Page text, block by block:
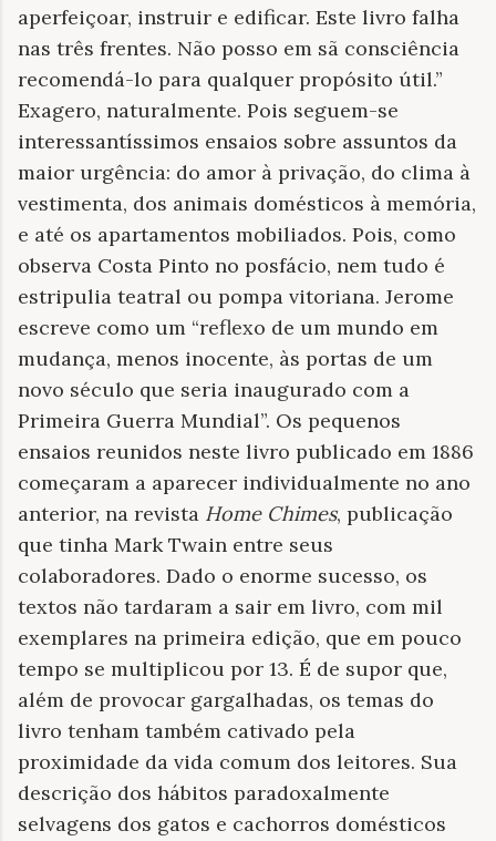
aperfeiçoar, instruir e edificar. Este livro falha
nas três frentes. Não posso em sã consciência
recomendá-lo para qualquer propósito útil.”
Exagero, naturalmente. Pois seguem-se
interessantíssimos ensaios sobre assuntos da
maior urgência: do amor à privação, do clima à
vestimenta, dos animais domésticos à memória,
e até os apartamentos mobiliados. Pois, como
observa Costa Pinto no posfácio, nem tudo é
estripulia teatral ou pompa vitoriana. Jerome
escreve como um “reflexo de um mundo em
mudança, menos inocente, às portas de um
novo século que seria inaugurado com a
Primeira Guerra Mundial”. Os pequenos
ensaios reunidos neste livro publicado em 1886
começaram a aparecer individualmente no ano
anterior, na revista Home Chimes, publicação
que tinha Mark Twain entre seus
colaboradores. Dado o enorme sucesso, os
textos não tardaram a sair em livro, com mil
exemplares na primeira edição, que em pouco
tempo se multiplicou por 13. É de supor que,
além de provocar gargalhadas, os temas do
livro tenham também cativado pela
proximidade da vida comum dos leitores. Sua
descrição dos hábitos paradoxalmente
selvagens dos gatos e cachorros domésticos